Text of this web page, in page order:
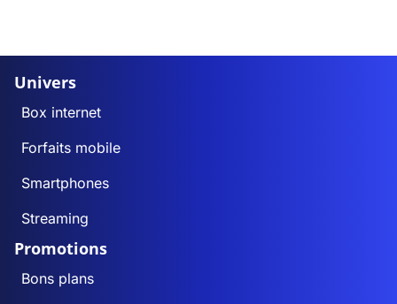
Univers
Box internet
Forfaits mobile
Smartphones
Streaming
Promotions
Bons plans